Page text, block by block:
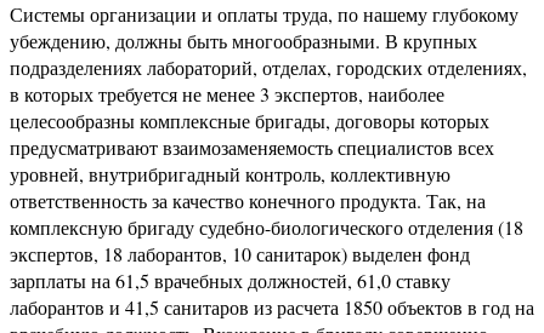
Системы организации и оплаты труда, по нашему глубокому
убеждению, должны быть многообразными. В крупных
подразделениях лабораторий, отделах, городских отделениях,
в которых требуется не менее 3 экспертов, наиболее
целесообразны комплексные бригады, договоры которых
предусматривают взаимозаменяемость специалистов всех
уровней, внутрибригадный контроль, коллективную
ответственность за качество конечного продукта. Так, на
комплексную бригаду судебно-биологического отделения (18
экспертов, 18 лаборантов, 10 санитарок) выделен фонд
зарплаты на 61,5 врачебных должностей, 61,0 ставку
лаборантов и 41,5 санитаров из расчета 1850 объектов в год на